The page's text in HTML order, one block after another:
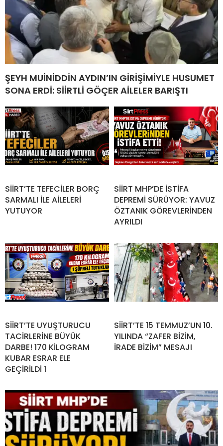
ŞEYH MUİNİDDİN AYDIN’IN GİRİŞİMİYLE HUSUMET
SONA ERDİ: SİİRTLİ GÖÇER AİLELER BARIŞTI
SİİRT’TE TEFECİLER BORÇ
SARMALI İLE AİLELERİ
YUTUYOR
SİİRT MHP’DE İSTİFA
DEPREMİ SÜRÜYOR: YAVUZ
ÖZTANIK GÖREVLERİNDEN
AYRILDI
SİİRT’TE UYUŞTURUCU
TACİRLERİNE BÜYÜK
DARBE! 170 KİLOGRAM
KUBAR ESRAR ELE
GEÇİRİLDİ 1
SİİRT’TE 15 TEMMUZ’UN 10.
YILINDA “ZAFER BİZİM,
İRADE BİZİM” MESAJI